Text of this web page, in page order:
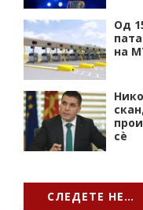
Од
на
сѐ
СЛЕДЕТЕ НЕ…